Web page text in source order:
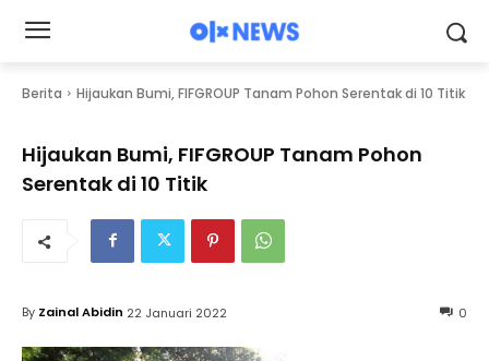
Berita Hijaukan Bumi, FIFGROUP Tanam Pohon Serentak di 10 Titik
Hijaukan Bumi, FIFGROUP Tanam Pohon
Serentak di 10 Titik
0
By Zainal Abidin 22 Januari 2022